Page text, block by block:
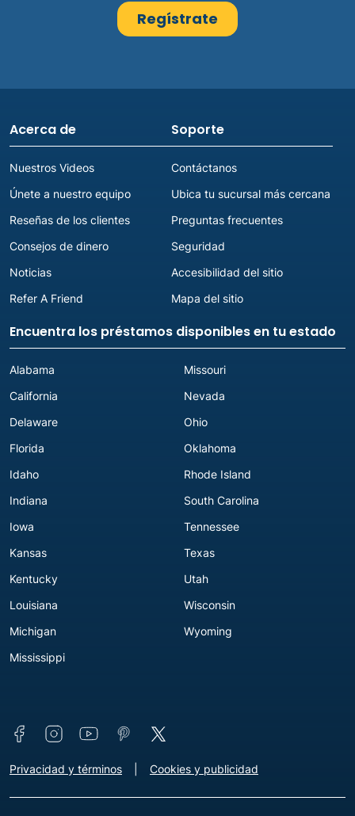
Acerca de
Nuestros Videos
Únete a nuestro equipo
Reseñas de los clientes
Consejos de dinero
Noticias
Refer A Friend
Soporte
Contáctanos
Ubica tu sucursal más cercana
Preguntas frecuentes
Seguridad
Accesibilidad del sitio
Mapa del sitio
Encuentra los préstamos disponibles en tu estado
Alabama
California
Delaware
Florida
Idaho
Indiana
Iowa
Kansas
Kentucky
Louisiana
Michigan
Mississippi
Missouri
Nevada
Ohio
Oklahoma
Rhode Island
South Carolina
Tennessee
Texas
Utah
Wisconsin
Wyoming
Connect with us
Footer - Extra Links [v3]
Privacidad y términos Cookies y publicidad